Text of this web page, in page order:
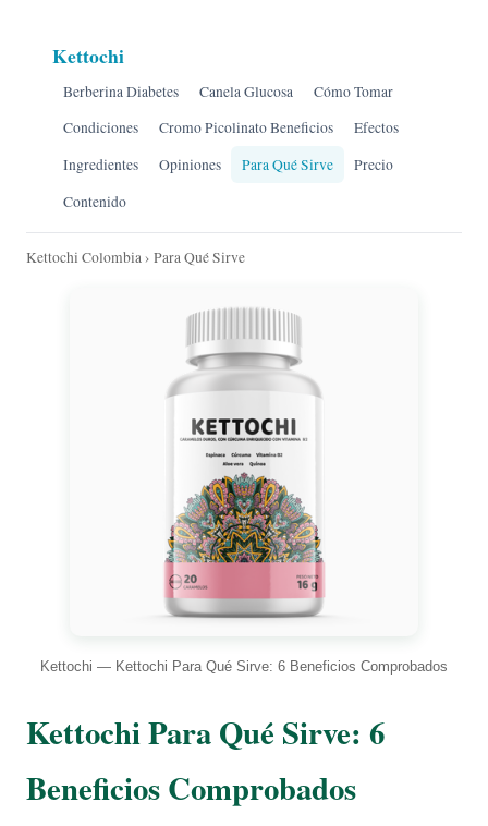
Kettochi
Berberina Diabetes Canela Glucosa
Cómo Tomar
Condiciones
Cromo Picolinato Beneficios
Efectos
Ingredientes
Opiniones Para Qué Sirve
Precio
Contenido
Kettochi Colombia› Para Qué Sirve
Kettochi — Kettochi Para Qué Sirve: 6 Beneficios Comprobados
Kettochi Para Qué Sirve: 6
Beneficios Comprobados